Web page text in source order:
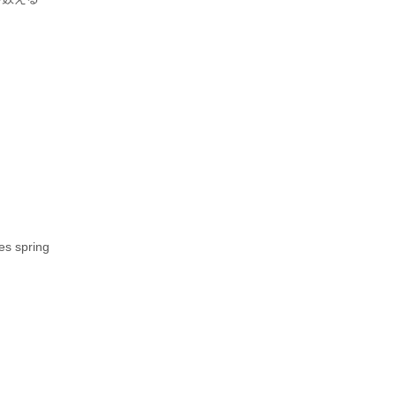
spring